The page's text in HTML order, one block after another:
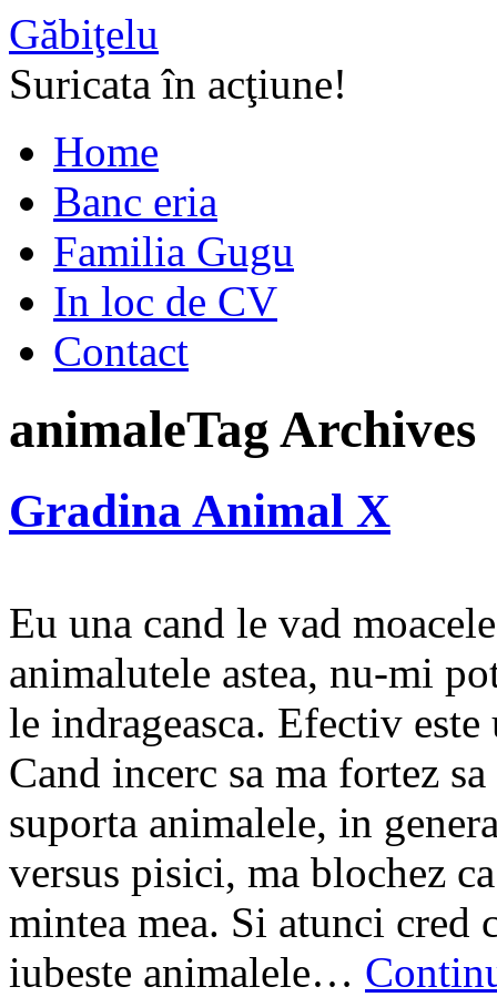
Găbiţelu
Suricata în acţiune!
Home
Banc eria
Familia Gugu
In loc de CV
Contact
animaleTag Archives
Gradina Animal X
Eu una cand le vad
animalutele astea, nu-mi
le indrageasca. Efectiv
Cand incerc sa ma fortez
suporta animalele, in
versus pisici, ma blochez
mintea mea. Si atunci cred
iubeste animalele…